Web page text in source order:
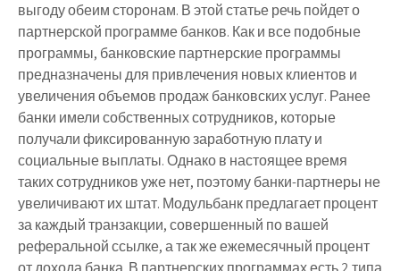
выгоду обеим сторонам. В этой статье речь пойдет о
партнерской программе банков. Как и все подобные
программы, банковские партнерские программы
предназначены для привлечения новых клиентов и
увеличения объемов продаж банковских услуг. Ранее
банки имели собственных сотрудников, которые
получали фиксированную заработную плату и
социальные выплаты. Однако в настоящее время
таких сотрудников уже нет, поэтому банки-партнеры не
увеличивают их штат. Модульбанк предлагает процент
за каждый транзакции, совершенный по вашей
реферальной ссылке, а так же ежемесячный процент